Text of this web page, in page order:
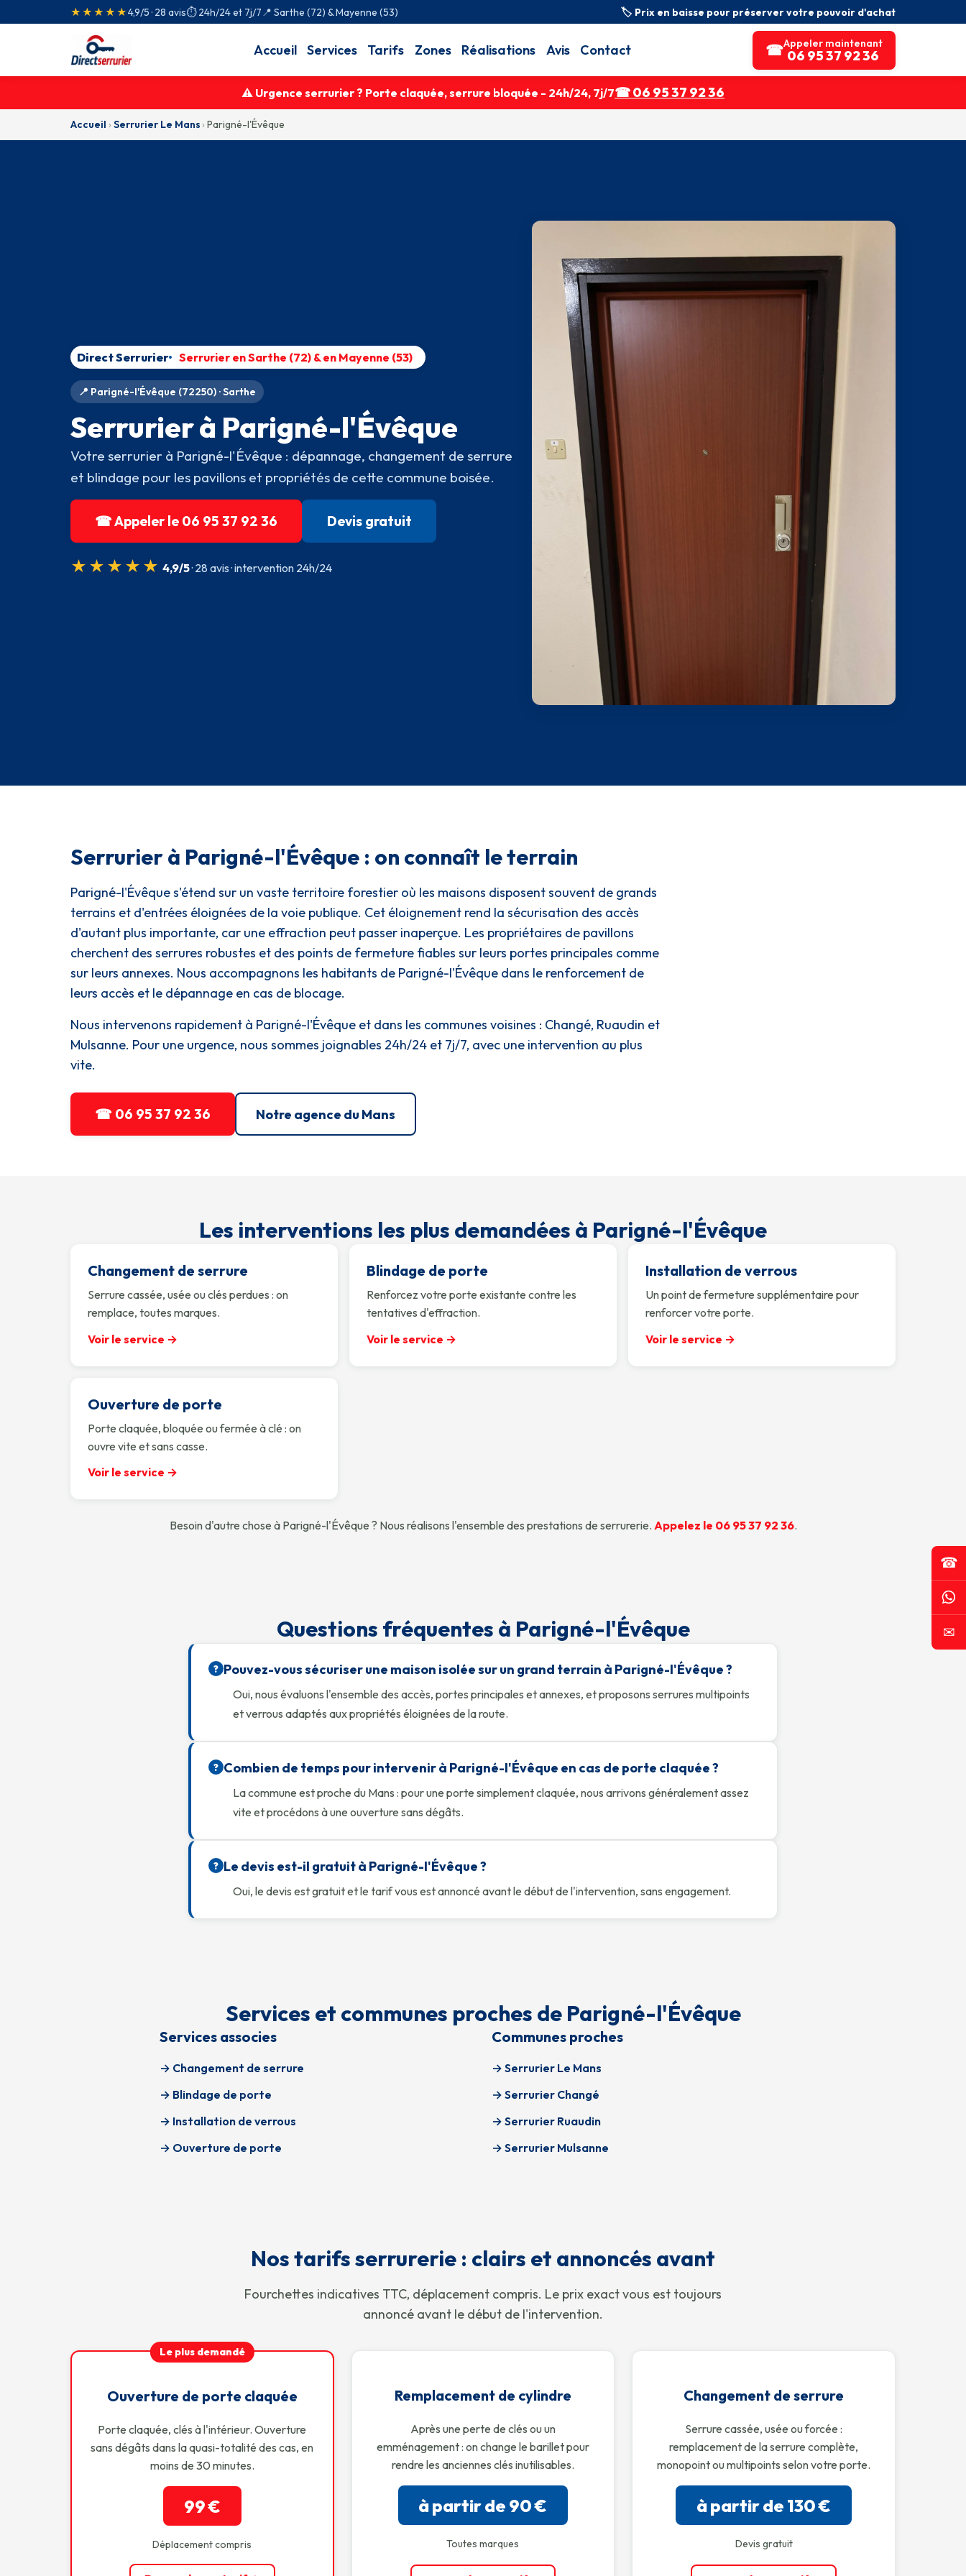
★★★★★4,9/5 · 28 avis⏱ 24h/24 et 7j/7 📍 Sarthe (72) & Mayenne (53) 🏷 Prix en baisse pour préserver votre pouvoir d'achat
Accueil Services Tarifs Zones Réalisations Avis Contact ☎Appeler maintenant
06 95 37 92 36
⚠ Urgence serrurier ? Porte claquée, serrure bloquée - 24h/24, 7j/7☎ 06 95 37 92 36
Accueil › Serrurier Le Mans › Parigné-l'Évêque
Direct Serrurier Serrurier en Sarthe (72) & en Mayenne (53)
📍 Parigné-l'Évêque (72250) · Sarthe
Serrurier à Parigné-l'Évêque
Votre serrurier à Parigné-l'Évêque : dépannage, changement de serrure
et blindage pour les pavillons et propriétés de cette commune boisée.
☎ Appeler le 06 95 37 92 36 Devis gratuit
★★★★★ 4,9/5· 28 avis · intervention 24h/24
Serrurier à Parigné-l'Évêque : on connaît le terrain
Parigné-l'Évêque s'étend sur un vaste territoire forestier où les maisons disposent souvent de grands
terrains et d'entrées éloignées de la voie publique. Cet éloignement rend la sécurisation des accès
d'autant plus importante, car une effraction peut passer inaperçue. Les propriétaires de pavillons
cherchent des serrures robustes et des points de fermeture fiables sur leurs portes principales comme
sur leurs annexes. Nous accompagnons les habitants de Parigné-l'Évêque dans le renforcement de
leurs accès et le dépannage en cas de blocage.
Nous intervenons rapidement à Parigné-l'Évêque et dans les communes voisines : Changé, Ruaudin et
Mulsanne. Pour une urgence, nous sommes joignables 24h/24 et 7j/7, avec une intervention au plus
vite.
☎ 06 95 37 92 36 Notre agence du Mans
Les interventions les plus demandées à Parigné-l'Évêque
Changement de serrure
Serrure cassée, usée ou clés perdues : on
remplace, toutes marques.
Voir le service →
Blindage de porte
Renforcez votre porte existante contre les
tentatives d'effraction.
Voir le service →
Installation de verrous
Un point de fermeture supplémentaire pour
renforcer votre porte.
Voir le service →
Ouverture de porte
Porte claquée, bloquée ou fermée à clé : on
ouvre vite et sans casse.
Voir le service →
Besoin d'autre chose à Parigné-l'Évêque ? Nous réalisons l'ensemble des prestations de serrurerie. Appelez le 06 95 37 92 36.
Questions fréquentes à Parigné-l'Évêque
? Pouvez-vous sécuriser une maison isolée sur un grand terrain à Parigné-l'Évêque ?
Oui, nous évaluons l'ensemble des accès, portes principales et annexes, et proposons serrures multipoints
et verrous adaptés aux propriétés éloignées de la route.
? Combien de temps pour intervenir à Parigné-l'Évêque en cas de porte claquée ?
La commune est proche du Mans : pour une porte simplement claquée, nous arrivons généralement assez
vite et procédons à une ouverture sans dégâts.
? Le devis est-il gratuit à Parigné-l'Évêque ?
Oui, le devis est gratuit et le tarif vous est annoncé avant le début de l'intervention, sans engagement.
Services et communes proches de Parigné-l'Évêque
Services associes
→ Changement de serrure
→ Blindage de porte
→ Installation de verrous
→ Ouverture de porte
Communes proches
→ Serrurier Le Mans
→ Serrurier Changé
→ Serrurier Ruaudin
→ Serrurier Mulsanne
Nos tarifs serrurerie : clairs et annoncés avant
Fourchettes indicatives TTC, déplacement compris. Le prix exact vous est toujours
annoncé avant le début de l'intervention.
Le plus demandé
Ouverture de porte claquée
Porte claquée, clés à l'intérieur. Ouverture
sans dégâts dans la quasi-totalité des cas, en
moins de 30 minutes.
99 €
Déplacement compris
Remplacement de cylindre
Après une perte de clés ou un
emménagement : on change le barillet pour
rendre les anciennes clés inutilisables.
à partir de 90 €
Toutes marques
Changement de serrure
Serrure cassée, usée ou forcée :
remplacement de la serrure complète,
monopoint ou multipoints selon votre porte.
à partir de 130 €
Devis gratuit
☎
✉